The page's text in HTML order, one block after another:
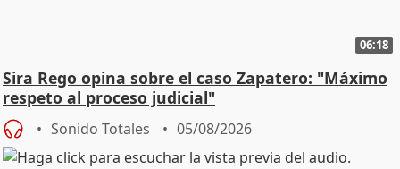
06:18
Sira Rego opina sobre el caso Zapatero: "Máximo
respeto al proceso judicial"
Sonido Totales 05/08/2026